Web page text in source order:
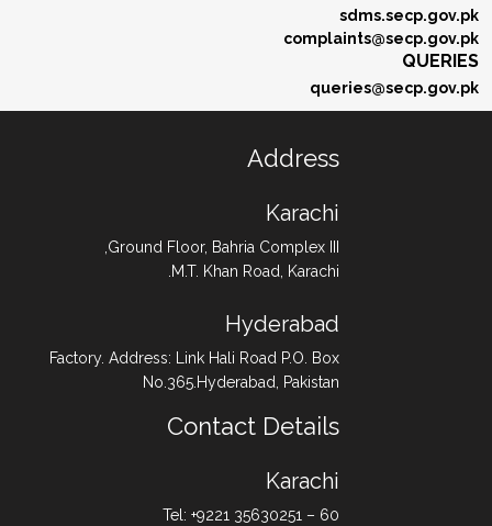
sdms.secp.gov.pk
complaints@secp.gov.pk
QUERIES
queries@secp.gov.pk
Address
Karachi
Ground Floor, Bahria Complex III,
M.T. Khan Road, Karachi.
Hyderabad
Factory. Address: Link Hali Road P.O. Box
No.365.Hyderabad, Pakistan
Contact Details
Karachi
Tel: +9221 35630251 – 60